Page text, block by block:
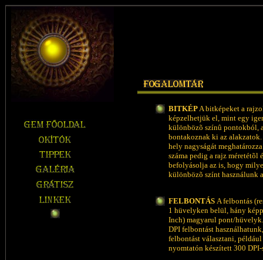
BITKÉPA bitképeket a
képzelhetjük el, mint egy
különbözõ színû pontokból,
bontakoznak ki az
hely nagyságát
száma pedig a rajz méretétõl
befolyásolja az is, hogy
különbözõ színt használunk
FELBONTÁS A felbontás
1 hüvelyken belül, hány
Inch) magyarul pont/
DPI felbontást
felbontást választani,
nyomtatón készített 300